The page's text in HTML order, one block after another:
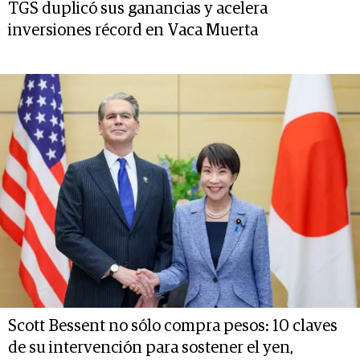
TGS duplicó sus ganancias y acelera
inversiones récord en Vaca Muerta
Scott Bessent no sólo compra pesos: 10 claves
de su intervención para sostener el yen,